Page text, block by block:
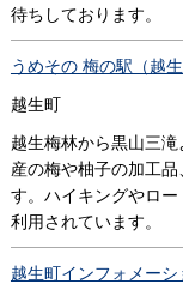
待ちしております。
うめその 梅の駅（越
越生町
越生梅林から黒山三
産の梅や柚子の加工
す。ハイキングやロ
利用されています。
越生町インフォメーシ